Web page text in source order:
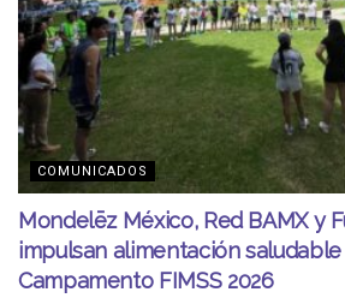
COMUNICADOS
Mondelēz México, Red BAMX y
impulsan alimentación
Campamento FIMSS 2026